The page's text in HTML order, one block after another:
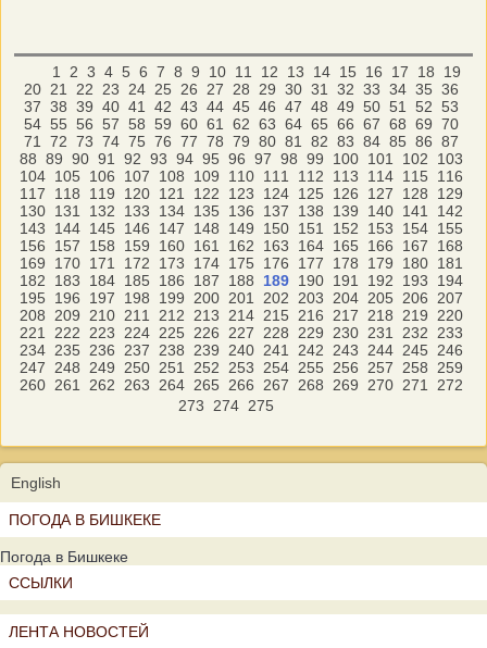
1 2 3 4 5 6 7 8 9 10 11 12 13 14 15 16 17 18
19
20 21 22 23 24 25 26 27 28 29 30 31 32 33 34 35 36
37 38 39 40 41 42 43 44 45 46 47 48 49 50 51 52 53
54 55 56 57 58 59 60 61 62 63 64 65 66 67 68 69 70
71
72 73 74 75 76 77 78 79 80 81 82 83 84 85 86 87
88 89 90 91 92 93 94 95 96 97 98 99 100 101 102
103
104 105 106 107 108 109 110 111 112 113 114 115
116
117
118 119 120 121 122 123 124 125 126 127 128
129
130 131 132 133 134 135 136 137 138 139 140 141
142
143
144 145 146 147 148 149 150 151 152 153 154 155
156
157 158 159 160 161 162 163 164 165 166 167
168
169
170 171 172 173 174 175 176 177 178 179 180 181
182
183 184 185 186 187 188 189 190 191 192 193
194
195
196 197 198 199 200 201 202 203 204 205 206
207
208
209 210 211 212 213 214 215 216 217 218 219
220
221
222 223 224 225 226 227 228 229 230 231 232
233
234 235 236 237 238 239 240 241 242 243 244 245
246
247
248 249 250 251 252 253 254 255 256 257 258
259
260 261 262 263 264 265 266 267 268 269 270 271
272
273
274 275
English
ПОГОДА В БИШКЕКЕ
Погода в Бишкеке
ССЫЛКИ
ЛЕНТА НОВОСТЕЙ